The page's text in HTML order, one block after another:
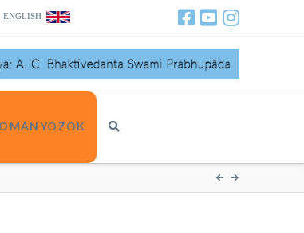
ENGLISH